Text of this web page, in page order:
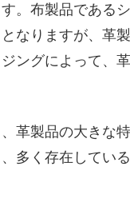
。布製品である
なりますが、革
ングによって、
革製品の大きな
多く存在してい